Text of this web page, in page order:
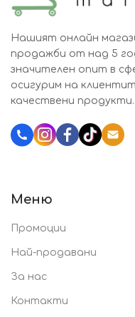
Нашият онлайн
продажби от над 5
значителен опит в
осигурим на
качествени продукти.
Меню
Промоции
Най-продавани
За нас
Контакти